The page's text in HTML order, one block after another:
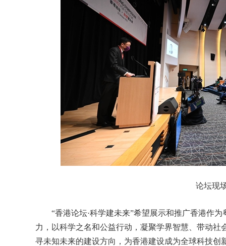
论坛现
“香港论坛·科学建未来”希望展示和推广香港作为
力，以科学之名和公益行动，凝聚学界智慧、带动社
寻未知未来的建设方向，为香港建设成为全球科技创